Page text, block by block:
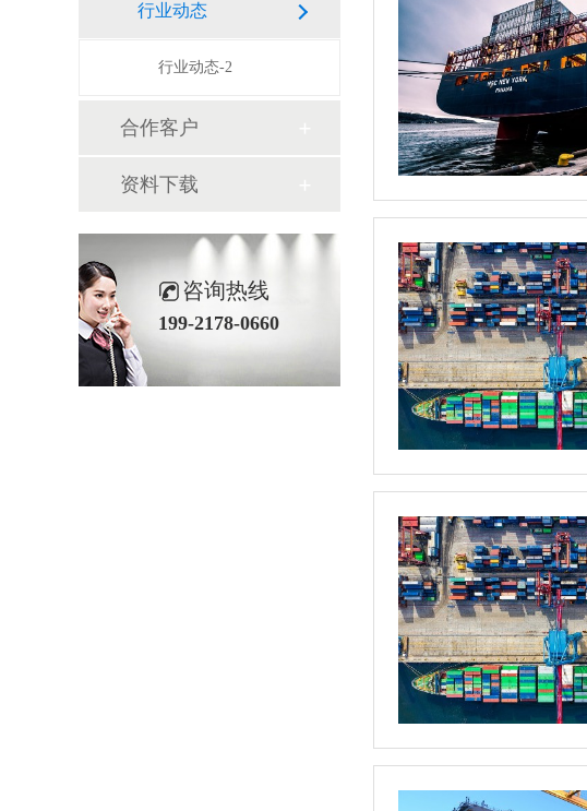
行业动态
行业动态-2
合作客户
资料下载
咨询热线
199-2178-0660